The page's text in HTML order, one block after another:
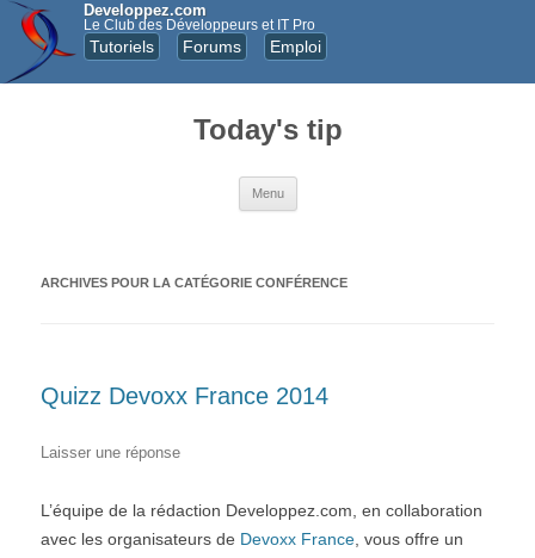
Developpez.com
Le Club des Développeurs et IT Pro
Tutoriels Forums Emploi
Today's tip
Menu
ARCHIVES POUR LA CATÉGORIE CONFÉRENCE
Quizz Devoxx France 2014
Laisser une réponse
L’équipe de la rédaction Developpez.com, en collaboration
avec les organisateurs de Devoxx France , vous offre un